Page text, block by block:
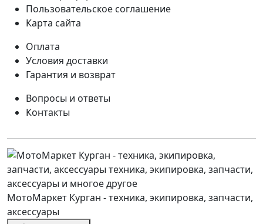
Пользовательское соглашение
Карта сайта
Оплата
Условия доставки
Гарантия и возврат
Вопросы и ответы
Контакты
МотоМаркет Курган - техника, экипировка, запчасти,
аксессуары